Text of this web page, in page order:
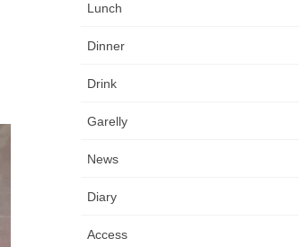
Lunch
Dinner
Drink
Garelly
News
Diary
Access